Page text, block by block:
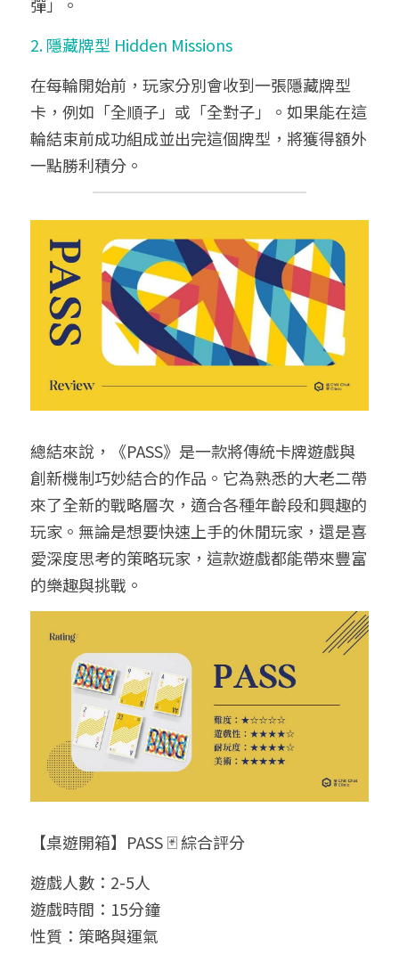
2. 隱藏牌型 Hidden Missions
在每輪開始前，玩家分別會收到一張隱藏牌型
卡，例如「全順子」或「全對子」。如果能在這
輪結束前成功組成並出完這個牌型，將獲得額外
一點勝利積分。
總結來說，《PASS》是一款將傳統卡牌遊戲與
創新機制巧妙結合的作品。它為熟悉的大老二帶
來了全新的戰略層次，適合各種年齡段和興趣的
玩家。無論是想要快速上手的休閒玩家，還是喜
愛深度思考的策略玩家，這款遊戲都能帶來豐富
的樂趣與挑戰。
【桌遊開箱】PASS 🃏 綜合評分
遊戲人數：2-5人
遊戲時間：15分鐘
性質：策略與運氣